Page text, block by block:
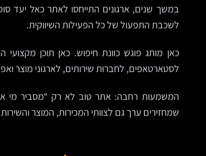
במשך שנים, ארגונים התייחסו לאתר כאל יעד
לשכבת התפעול של כל הפעילות השיווקית.
לסטארטאפים, לחברות שירותים, לארגוני מוצר
המשמעות רחבה: אתר טוב לא רק “מסביר מי
שמחזירים ערך גם לצוותי המכירות, המוצר